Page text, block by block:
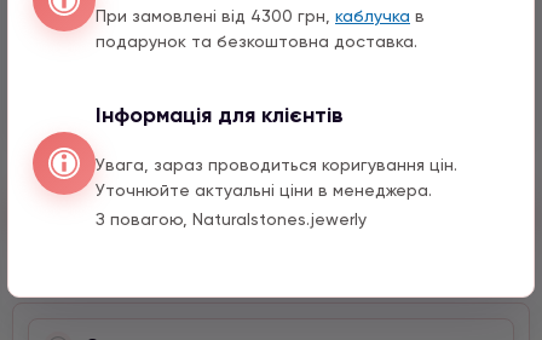
При замовлені від 4300 грн, каблучка в
подарунок та безкоштовна доставка.
Інформація для клієнтів
Увага, зараз проводиться коригування цін.
Уточнюйте актуальні ціни в менеджера.
З повагою, Naturalstones.jewerly
2290 грн 1 шт.
Швидкий заказ